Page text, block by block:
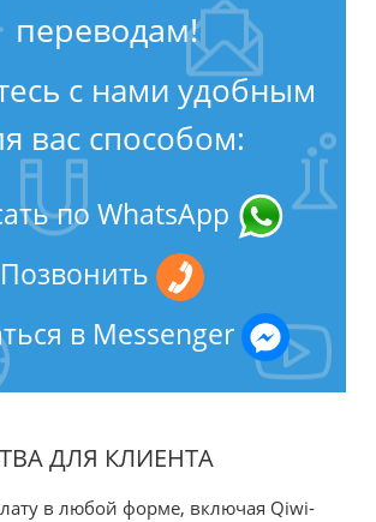
переводам!
с нами удобным
вас способом:
по WhatsApp
Позвонить
в Messenger
ДЛЯ КЛИЕНТА
в любой форме, включая Qiwi-